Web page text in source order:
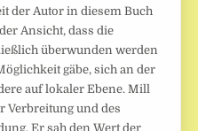
der Autor in diesem Buch
Ansicht, dass die
überwunden werden
gäbe, sich an der
auf lokaler Ebene. Mill
Verbreitung und des
Er sah den Wert der